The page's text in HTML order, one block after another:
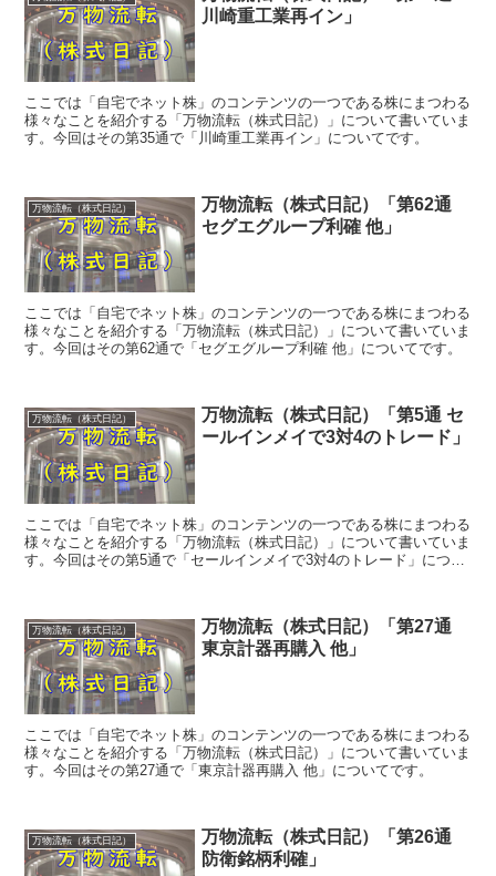
川崎重工業再イン」
ここでは「自宅でネット株」のコンテンツの一つである株にまつわる
様々なことを紹介する「万物流転（株式日記）」について書いていま
す。今回はその第35通で「川崎重工業再イン」についてです。
万物流転（株式日記）
万物流転（株式日記）「第62通
セグエグループ利確 他」
ここでは「自宅でネット株」のコンテンツの一つである株にまつわる
様々なことを紹介する「万物流転（株式日記）」について書いていま
す。今回はその第62通で「セグエグループ利確 他」についてです。
万物流転（株式日記）
万物流転（株式日記）「第5通 セ
ールインメイで3対4のトレード」
ここでは「自宅でネット株」のコンテンツの一つである株にまつわる
様々なことを紹介する「万物流転（株式日記）」について書いていま
す。今回はその第5通で「セールインメイで3対4のトレード」につい
万物流転（株式日記）
万物流転（株式日記）「第27通
東京計器再購入 他」
ここでは「自宅でネット株」のコンテンツの一つである株にまつわる
様々なことを紹介する「万物流転（株式日記）」について書いていま
す。今回はその第27通で「東京計器再購入 他」についてです。
万物流転（株式日記）
万物流転（株式日記）「第26通
防衛銘柄利確」